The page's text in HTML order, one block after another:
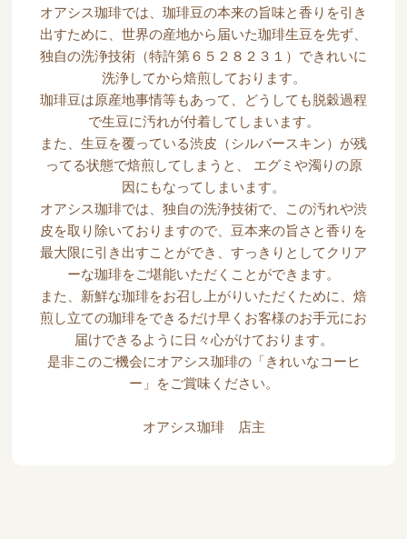
オアシス珈琲では、珈琲豆の本来の旨味と香りを引き
出すために、世界の産地から届いた珈琲生豆を先ず、
独自の洗浄技術（特許第６５２８２３１）できれいに
洗浄してから焙煎しております。
珈琲豆は原産地事情等もあって、どうしても脱穀過程
で生豆に汚れが付着してしまいます。
また、生豆を覆っている渋皮（シルバースキン）が残
ってる状態で焙煎してしまうと、 エグミや濁りの原
因にもなってしまいます。
オアシス珈琲では、独自の洗浄技術で、この汚れや渋
皮を取り除いておりますので、豆本来の旨さと香りを
最大限に引き出すことができ、すっきりとしてクリア
ーな珈琲をご堪能いただくことができます。
また、新鮮な珈琲をお召し上がりいただくために、焙
煎し立ての珈琲をできるだけ早くお客様のお手元にお
届けできるように日々心がけております。
是非このご機会にオアシス珈琲の「きれいなコーヒ
ー」をご賞味ください。
オアシス珈琲 店主